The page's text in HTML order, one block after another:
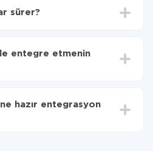
sürer?
entegre etmenin
bir sisteminizden
için ödeme yaparsınız.
hazır entegrasyon